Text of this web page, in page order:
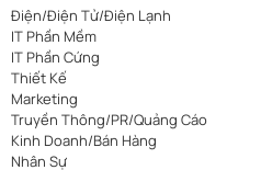
Điện/Điện Tử/Điện Lạnh
IT Phần Mềm
IT Phần Cứng
Thiết Kế
Marketing
Truyền Thông/PR/Quảng Cáo
Kinh Doanh/Bán Hàng
Nhân Sự